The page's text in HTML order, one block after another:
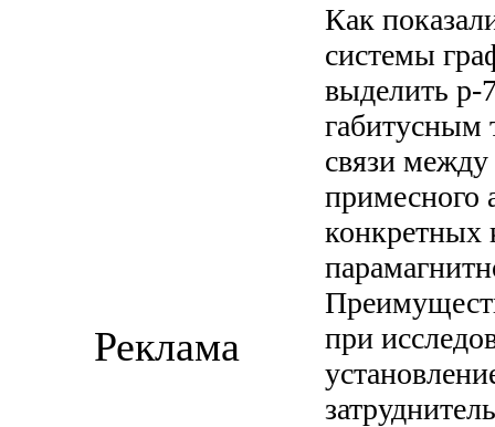
Как
системы
выделить p-
габитусным
связи
примесного
конкретных
при
Реклама